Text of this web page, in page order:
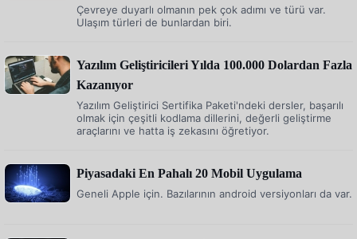
Çevreye duyarlı olmanın pek çok adımı ve türü var.
Ulaşım türleri de bunlardan biri.
Yazılım Geliştiricileri Yılda 100.000 Dolardan Fazla
Kazanıyor
Yazılım Geliştirici Sertifika Paketi'ndeki dersler, başarılı
olmak için çeşitli kodlama dillerini, değerli geliştirme
araçlarını ve hatta iş zekasını öğretiyor.
Piyasadaki En Pahalı 20 Mobil Uygulama
Geneli Apple için. Bazılarının android versiyonları da var.